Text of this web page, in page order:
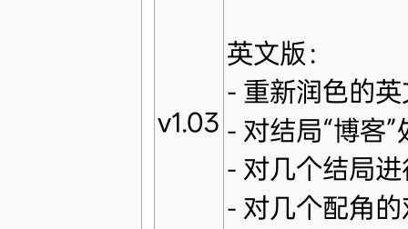
v1.03
英文版：
- 重新润色的
- 对结局“博客
- 对几个结局
- 对几个配角